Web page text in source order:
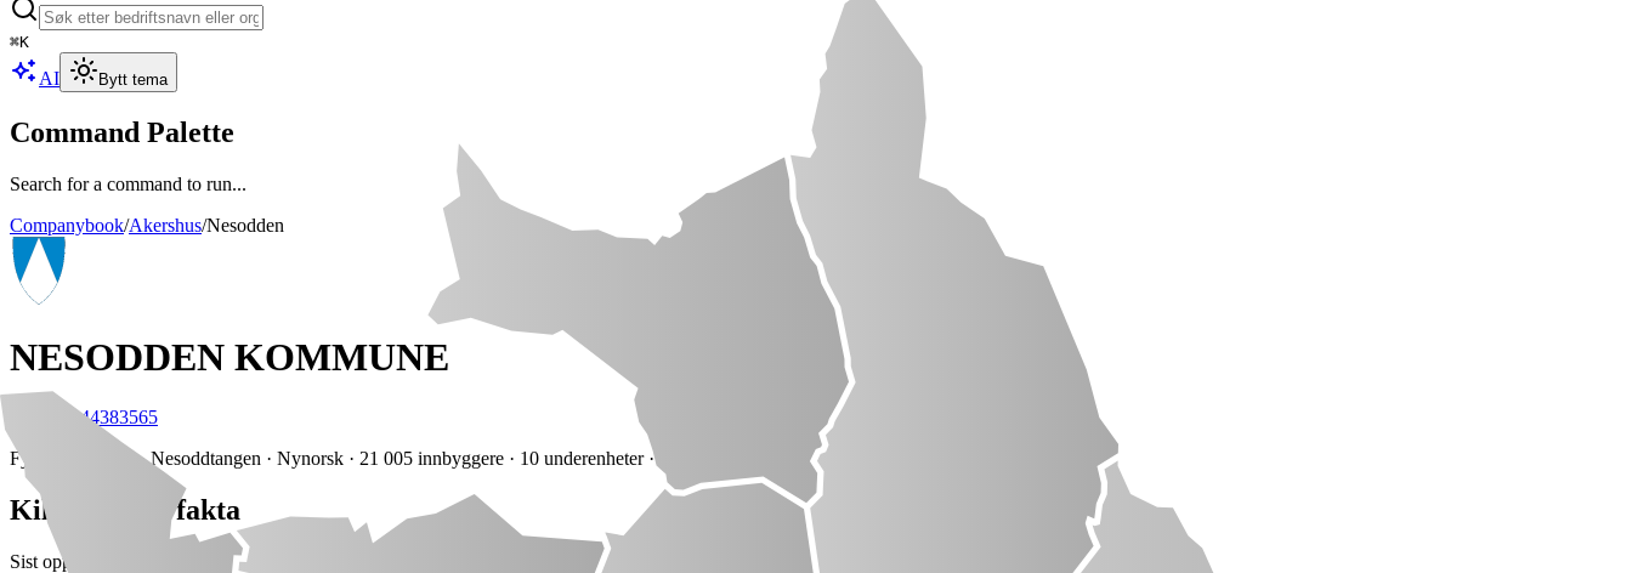
⌘K
AI Bytt tema
Command Palette
Search for a command to run...
Companybook/Akershus/Nesodden
NESODDEN KOMMUNE
944383565
Fylke
· Nesoddtangen · Nynorsk · 21 005 innbyggere · 10 underenheter· 54 anbud
Kildebelagte fakta
Sist oppdatert: